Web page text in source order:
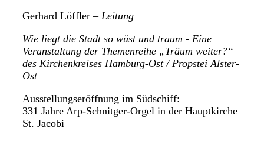
Gerhard Löffler – Leitung
Wie liegt die Stadt so wüst und traum - Eine
Veranstaltung der Themenreihe „Träum weiter?“
des Kirchenkreises Hamburg-Ost / Propstei Alster-
Ost
Ausstellungseröffnung im Südschiff:
331 Jahre Arp-Schnitger-Orgel in der Hauptkirche
St. Jacobi